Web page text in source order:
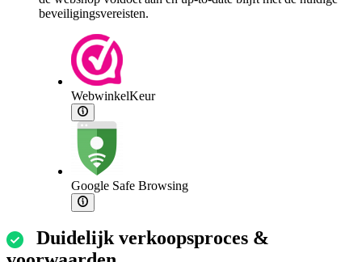
beveiligingsvereisten.
WebwinkelKeur
Google Safe Browsing
Duidelijk verkoopsproces &